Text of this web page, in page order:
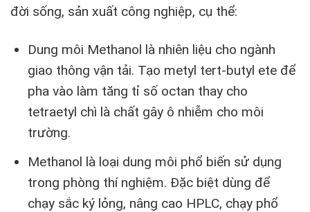
đời sống, sản xuất công nghiệp, cụ thể:
Dung môi Methanol là nhiên liệu cho ngành
giao thông vận tải. Tạo metyl tert-butyl ete để
pha vào làm tăng tỉ số octan thay cho
tetraetyl chì là chất gây ô nhiễm cho môi
trường.
Methanol là loại dung môi phổ biến sử dụng
trong phòng thí nghiệm. Đặc biệt dùng để
chạy sắc ký lỏng, nâng cao HPLC, chạy phổ